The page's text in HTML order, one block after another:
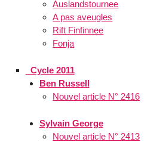
Auslandstournee
A pas aveugles
Rift Finfinnee
Fonja
_Cycle 2011
Ben Russell
Nouvel article N° 2416
Sylvain George
Nouvel article N° 2413